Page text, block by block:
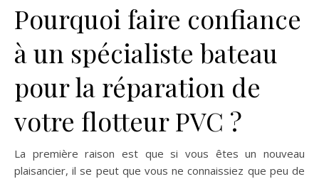
Pourquoi faire confiance
à un spécialiste bateau
pour la réparation de
votre flotteur PVC ?
La première raison est que si vous êtes un nouveau
plaisancier, il se peut que vous ne connaissiez que peu de